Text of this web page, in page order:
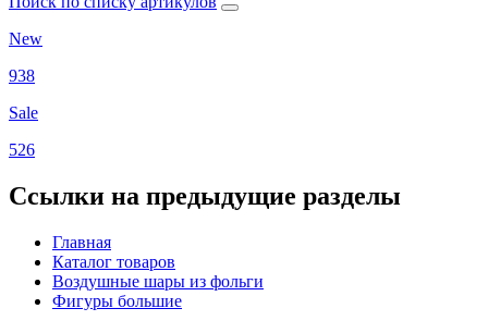
New
938
Sale
526
Ссылки на предыдущие разделы
Главная
Каталог товаров
Воздушные шары из фольги
Фигуры большие